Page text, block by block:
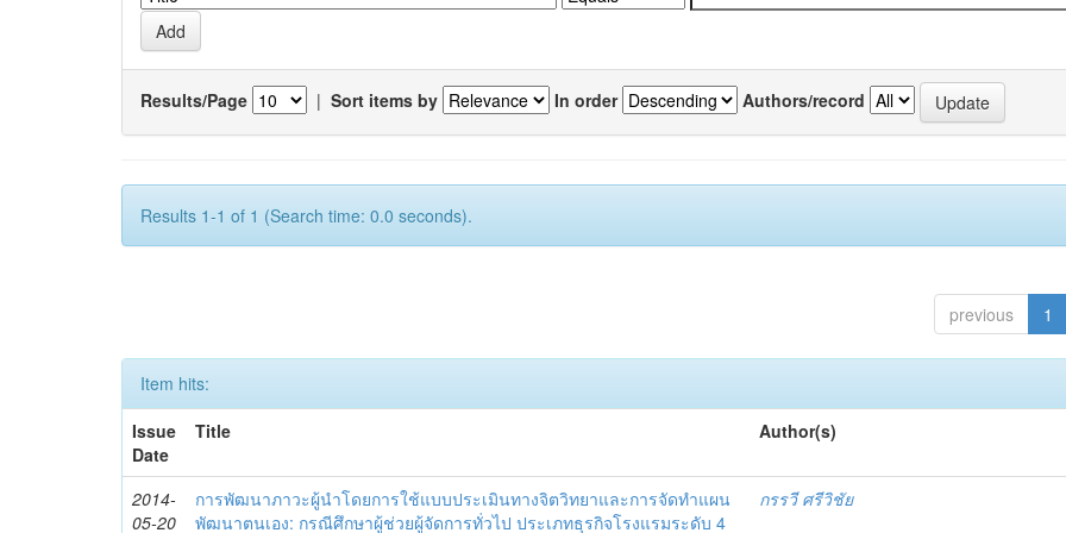
Results/Page | Sort items by In order Authors/record
Results 1-1 of 1 (Search time: 0.0 seconds).
previous 1
Item hits:
Issue
Date
Title Author(s)
2014-
05-20
การพัฒนาภาวะผู้นำโดยการใช้แบบประเมินทางจิตวิทยาและการจัดทำแผน
พัฒนาตนเอง: กรณีศึกษาผู้ช่วยผู้จัดการทั่วไป ประเภทธุรกิจโรงแรมระดับ 4
กรรวี ศรีวิชัย